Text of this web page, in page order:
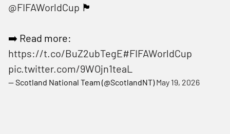
@FIFAWorldCup 🏴󠁧󠁢󠁳󠁣󠁴󠁿
➡️ Read more:
https://t.co/BuZ2ubTegE#FIFAWorldCup
pic.twitter.com/9WOjn1teaL
— Scotland National Team (@ScotlandNT)May 19, 2026